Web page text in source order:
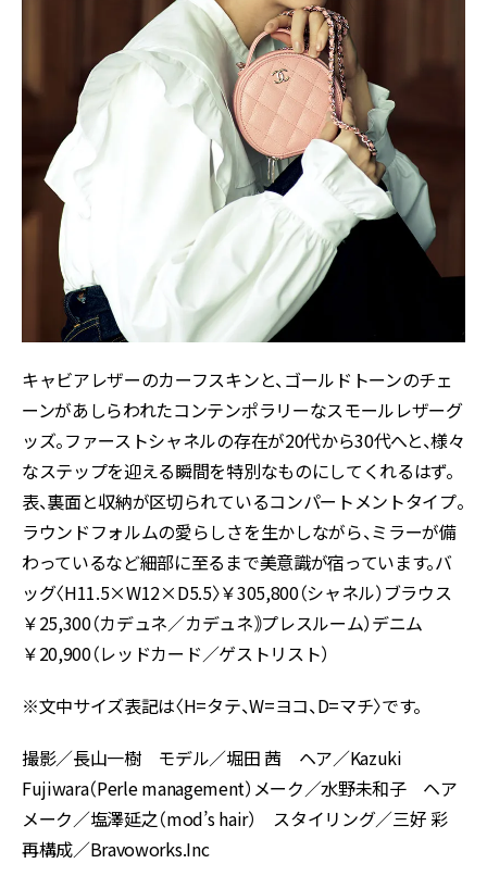
キャビアレザーのカーフスキンと、ゴールドトーンのチェ
ーンがあしらわれたコンテンポラリーなスモールレザーグ
ッズ。ファーストシャネルの存在が20代から30代へと、様々
なステップを迎える瞬間を特別なものにしてくれるはず。
表、裏面と収納が区切られているコンパートメントタイプ。
ラウンドフォルムの愛らしさを生かしながら、ミラーが備
わっているなど細部に至るまで美意識が宿っています。バ
ッグ〈H11.5×W12×D5.5〉￥305,800（シャネル）ブラウス
￥25,300（カデュネ／カデュネ｠プレスルーム）デニム
￥20,900（レッドカード／ゲストリスト）
※文中サイズ表記は〈H=タテ、W=ヨコ、D=マチ〉です。
撮影／長山一樹 モデル／堀田 茜 ヘア／Kazuki
Fujiwara（Perle management）メーク／水野未和子 ヘア
メーク／塩澤延之（mod’s hair） スタイリング／三好 彩
再構成／Bravoworks.Inc